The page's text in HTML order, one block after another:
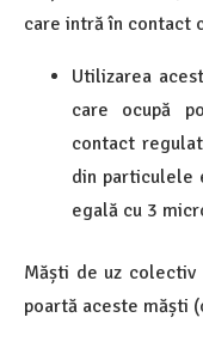
care intră în contact
Utilizarea
care ocupă
contact
din particulele
egală cu 3
Măști de uz
poartă aceste măști